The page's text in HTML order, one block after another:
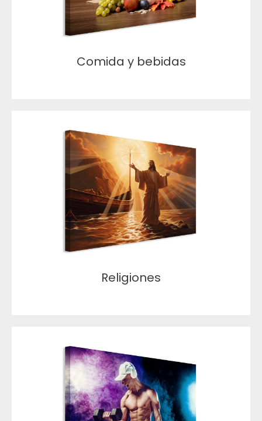
Comida y bebidas
Religiones